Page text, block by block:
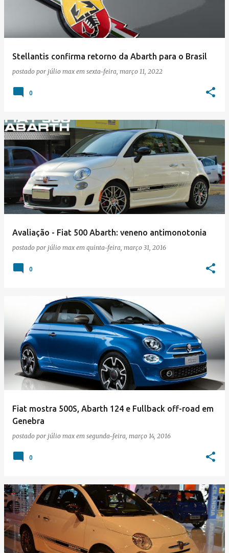
Stellantis confirma retorno da Abarth para o Brasil
postado por júlio max em sexta-feira, março 11, 2022
0
Avaliação - Fiat 500 Abarth: veneno antimonotonia
postado por júlio max em quinta-feira, março 31, 2016
0
Fiat mostra 500S, Abarth 124 e Fullback off-road em
Genebra
postado por júlio max em segunda-feira, março 14, 2016
0